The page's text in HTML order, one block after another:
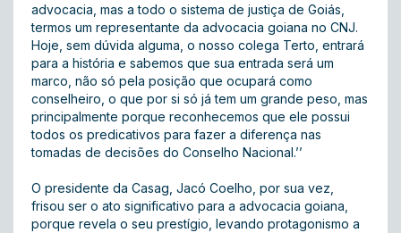
advocacia, mas a todo o sistema de justiça de Goiás,
termos um representante da advocacia goiana no CNJ.
Hoje, sem dúvida alguma, o nosso colega Terto, entrará
para a história e sabemos que sua entrada será um
marco, não só pela posição que ocupará como
conselheiro, o que por si só já tem um grande peso, mas
principalmente porque reconhecemos que ele possui
todos os predicativos para fazer a diferença nas
tomadas de decisões do Conselho Nacional.’’
O presidente da Casag, Jacó Coelho, por sua vez,
frisou ser o ato significativo para a advocacia goiana,
porque revela o seu prestígio, levando protagonismo a